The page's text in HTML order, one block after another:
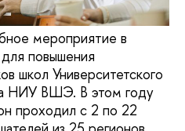
мероприятие в
повышения
школ Университетского
НИУ ВШЭ. В этом году
проходил с 2 по 22